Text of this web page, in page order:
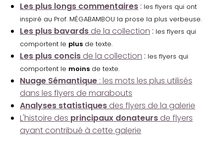
Les plus longs commentaires : les flyers qui ont
inspiré au Prof. MÉGABAMBOU la prose la plus verbeuse.
Les plus bavards de la collection : les flyers qui
comportent le plus de texte.
Les plus concis de la collection : les flyers qui
comportent le moins de texte.
Nuage Sémantique : les mots les plus utilisés
dans les flyers de marabouts
Analyses statistiques des flyers de la galerie
L'histoire des principaux donateurs de flyers
ayant contribué à cette galerie